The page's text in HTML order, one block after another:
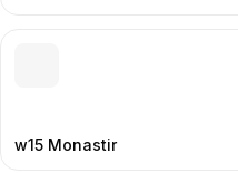
w15 Monastir